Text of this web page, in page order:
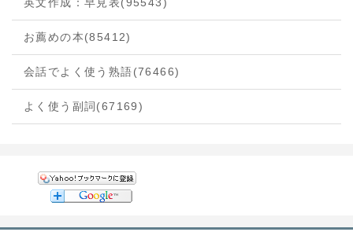
お薦めの本(85412)
会話でよく使う熟語(76466)
よく使う副詞(67169)